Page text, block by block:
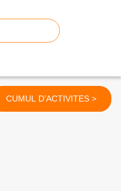
CUMUL D’ACTIVITES >